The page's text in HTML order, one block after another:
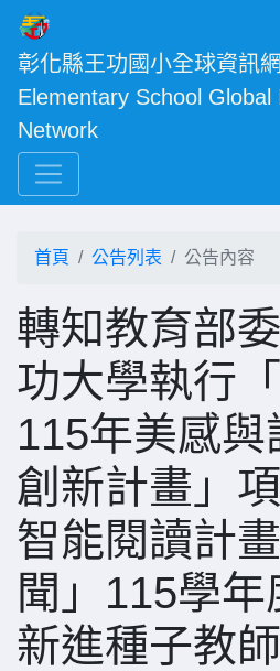
彰化縣王功國小全球資訊
Elementary School Global
Network
首頁 公告列表 公告內容
轉知教育部
功大學執行
115年美感與
創新計畫」
智能閱讀計
聞」115學年
新進種子教